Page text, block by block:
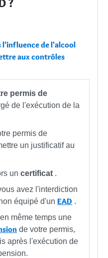
l'influence de l'alcool
aux contrôles
permis de
de l'exécution de la
permis de
un justificatif au
un certificat .
avez l'interdiction
équipé d'un EAD .
même temps une
de votre permis,
après l'exécution de